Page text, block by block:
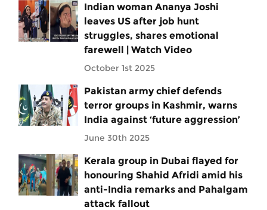
Indian woman Ananya Joshi
leaves US after job hunt
struggles, shares emotional
farewell | Watch Video
October 1st 2025
Pakistan army chief defends
terror groups in Kashmir, warns
India against ‘future aggression’
June 30th 2025
Kerala group in Dubai flayed for
honouring Shahid Afridi amid his
anti-India remarks and Pahalgam
attack fallout